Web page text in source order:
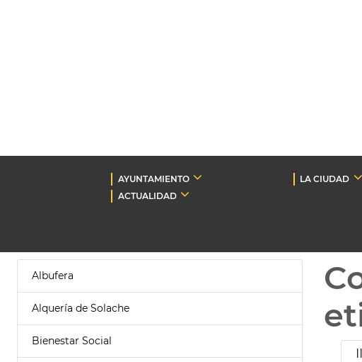
AYUNTAMIENTO LA CIUDAD
ACTUALIDAD
Albufera
Alquería de Solache
Bienestar Social